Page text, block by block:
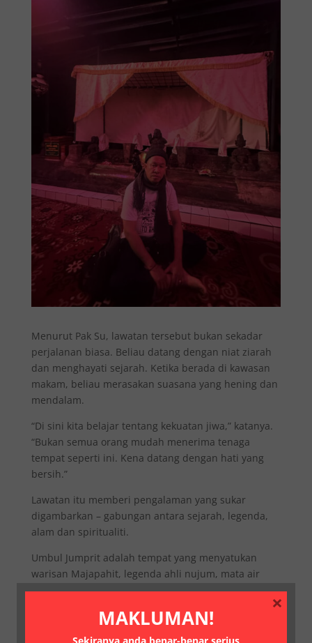
Menurut Pak Su, lawatan tersebut bukan sekadar
perjalanan biasa. Beliau datang dengan niat ziarah
dan menghayati sejarah. Ketika berada di kawasan
makam, beliau merasakan suasana yang hening dan
mendalam.
“Di sini kita belajar tentang kekuatan jiwa,” katanya.
“Bukan semua orang mudah menerima tenaga
tempat seperti ini. Kena datang dengan hati yang
bersih.”
Lawatan itu memberi pengalaman yang sukar
digambarkan – gabungan antara sejarah, legenda,
alam dan spiritualiti.
Umbul Jumprit adalah tempat yang menyatukan
warisan Majapahit, legenda ahli nujum, mata air
suci dan kepercayaan masyarakat setempat. Ia boleh
mendalami aura dan ilmunya memerlukan kekuatan
MAKLUMAN!
Sekiranya anda benar-benar serius
×